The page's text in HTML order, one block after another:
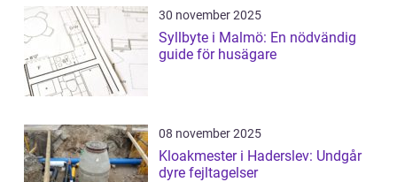
30 november 2025
Syllbyte i Malmö: En nödvändig
guide för husägare
08 november 2025
Kloakmester i Haderslev: Undgår
dyre fejltagelser